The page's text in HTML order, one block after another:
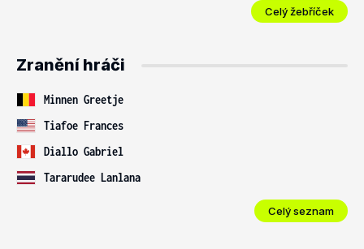
Celý žebříček
Zranění hráči
Minnen Greetje
Tiafoe Frances
Diallo Gabriel
Tararudee Lanlana
Celý seznam